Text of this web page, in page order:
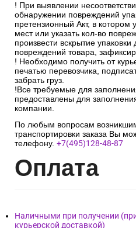
! При выявлении
обнаружении повреждений
претензионный Акт, в котором
мест или указать кол-во
произвести вскрытие
повреждений товара,
! Необходимо получить от
печатью перевозчика,
забрать груз.
!Все требуемые для
предоставлены для
компании.
По любым вопросам
транспортировки заказа Вы
телефону. +7(495)128-48-87
Оплата
Наличными при получении
курьерской доставкой)